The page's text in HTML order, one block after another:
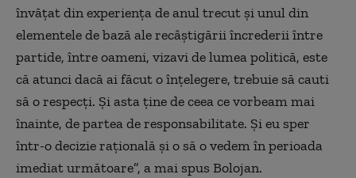
învăţat din experienţa de anul trecut şi unul din
elementele de bază ale recâştigării încrederii între
partide, între oameni, vizavi de lumea politică, este
că atunci dacă ai făcut o înţelegere, trebuie să cauti
să o respecţi. Şi asta ţine de ceea ce vorbeam mai
înainte, de partea de responsabilitate. Şi eu sper
într-o decizie raţională şi o să o vedem în perioada
imediat următoare”, amai spus Bolojan.